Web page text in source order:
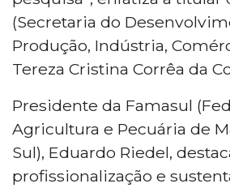
(Secretaria do
Produção, Indústria,
Tereza Cristina Corrêa da
Presidente da Famasul
Agricultura e Pecuária de
Sul), Eduardo Riedel,
profissionalização e